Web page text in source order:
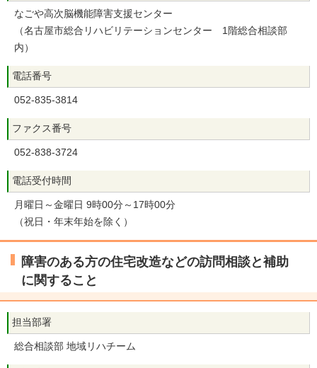
なごや高次脳機能障害支援センター
（名古屋市総合リハビリテーションセンター 1階総合相談部
内）
電話番号
052-835-3814
ファクス番号
052-838-3724
電話受付時間
月曜日～金曜日 9時00分～17時00分
（祝日・年末年始を除く）
障害のある方の住宅改造などの訪問相談と補助
に関すること
担当部署
総合相談部 地域リハチーム